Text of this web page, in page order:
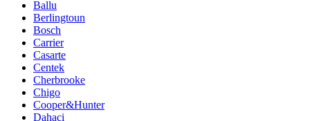
Ballu
Berlingtoun
Bosch
Carrier
Casarte
Centek
Cherbrooke
Chigo
Cooper&Hunter
Dahaci